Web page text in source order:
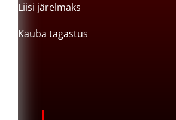
Liisi järelmaks
Kauba tagastus